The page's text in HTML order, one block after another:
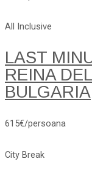
All Inclusive
LAST
REINA
BULGARIA
615€/persoana
City Break